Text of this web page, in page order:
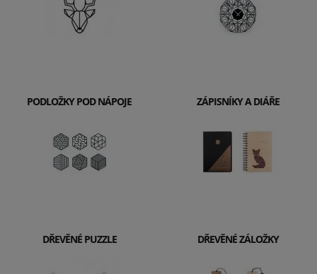
PODLOŽKY POD NÁPOJE ZÁPISNÍKY A DIÁŘE
DŘEVĚNÉ PUZZLE DŘEVĚNÉ ZÁLOŽKY